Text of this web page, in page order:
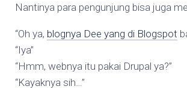
Nantinya para pengunjung bisa juga
“Oh ya, blognya Dee yang di Blogspot
“Iya”
“Hmm, webnya itu pakai Drupal ya?”
“Kayaknya sih…”